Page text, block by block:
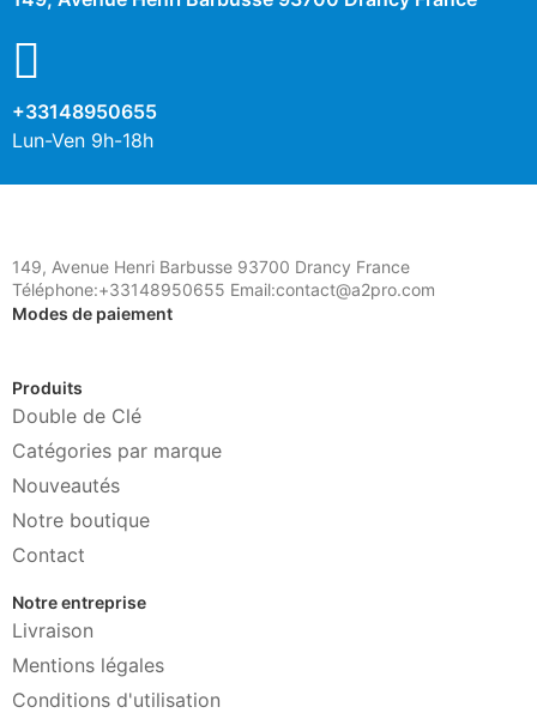
+33148950655
Lun-Ven 9h-18h
149, Avenue Henri Barbusse 93700 Drancy France
Téléphone:+33148950655 Email:contact@a2pro.com
Modes de paiement
Produits
Double de Clé
Catégories par marque
Nouveautés
Notre boutique
Contact
Notre entreprise
Livraison
Mentions légales
Conditions d'utilisation